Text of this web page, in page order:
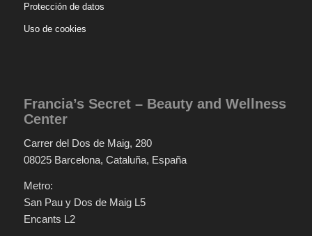
Protección de datos
Uso de cookies
Francia’s Secret – Beauty and Wellness
Center
Carrer del Dos de Maig, 280
08025 Barcelona, Cataluña, España
Metro:
San Pau y Dos de Maig L5
Encants L2